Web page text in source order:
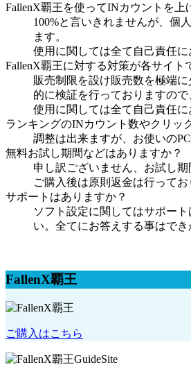
FallenX覇王を使ってINカウントを
100%と言いきれませんが、個
ます。
使用に関しては全て自己責任
FallenX覇王に対する対策が各サイト
販売制限を設け販売数を極端
的に検証を行っておりますの
使用に関しては全て自己責任
ランキングのINカウント数やクリッ
調整は出来ますが、お使いの
無料お試し期間などはありますか？
申し訳ございません、お試し期
ご購入後は原則返金は行って
サポートはありますか？
ソフト設定に関してはサポー
い。全てにお答えする事はで
FallenX覇王
ご購入はこちら